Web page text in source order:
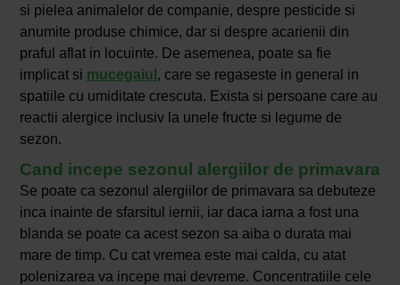
si pielea animalelor de companie, despre pesticide si
anumite produse chimice, dar si despre acarienii din
praful aflat in locuinte. De asemenea, poate sa fie
implicat si mucegaiul , care se regaseste in general in
spatiile cu umiditate crescuta. Exista si persoane care au
reactii alergice inclusiv la unele fructe si legume de
sezon.
Cand incepe sezonul alergiilor de primavara
Se poate ca sezonul alergiilor de primavara sa debuteze
inca inainte de sfarsitul iernii, iar daca iarna a fost una
blanda se poate ca acest sezon sa aiba o durata mai
mare de timp. Cu cat vremea este mai calda, cu atat
polenizarea va incepe mai devreme. Concentratiile cele